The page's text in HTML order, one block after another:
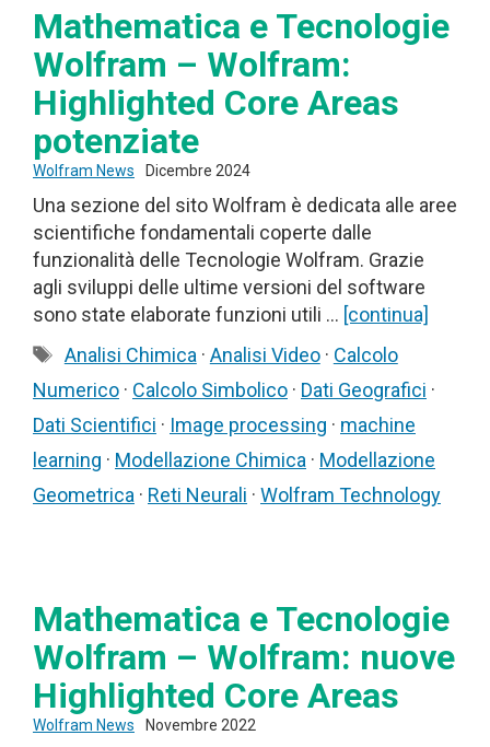
Mathematica e Tecnologie
Wolfram – Wolfram:
Highlighted Core Areas
potenziate
Wolfram News Dicembre 2024
Una sezione del sito Wolfram è dedicata alle aree
scientifiche fondamentali coperte dalle
funzionalità delle Tecnologie Wolfram. Grazie
agli sviluppi delle ultime versioni del software
sono state elaborate funzioni utili … [continua]
Tag
Analisi Chimica · Analisi Video· Calcolo
Numerico · Calcolo Simbolico · Dati Geografici ·
Dati Scientifici · Image processing · machine
learning · Modellazione Chimica · Modellazione
Geometrica · Reti Neurali · Wolfram Technology
Mathematica e Tecnologie
Wolfram – Wolfram: nuove
Highlighted Core Areas
Wolfram News Novembre 2022